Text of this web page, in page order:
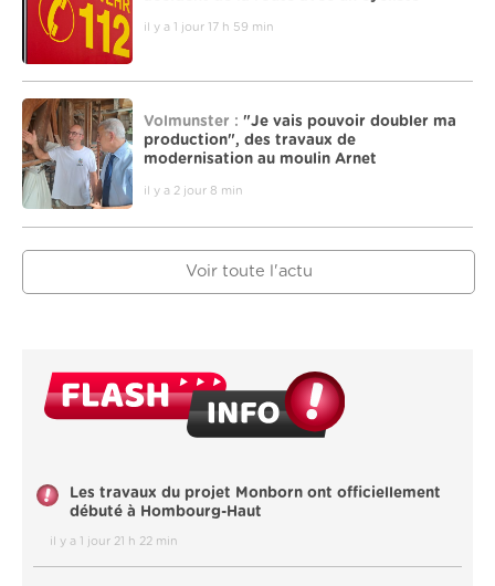
il y a 1 jour 17 h 59 min
Volmunster : "Je vais pouvoir doubler ma
production", des travaux de
modernisation au moulin Arnet
il y a 2 jour 8 min
Voir toute l'actu
Les travaux du projet Monborn ont officiellement
débuté à Hombourg-Haut
il y a 1 jour 21 h 22 min